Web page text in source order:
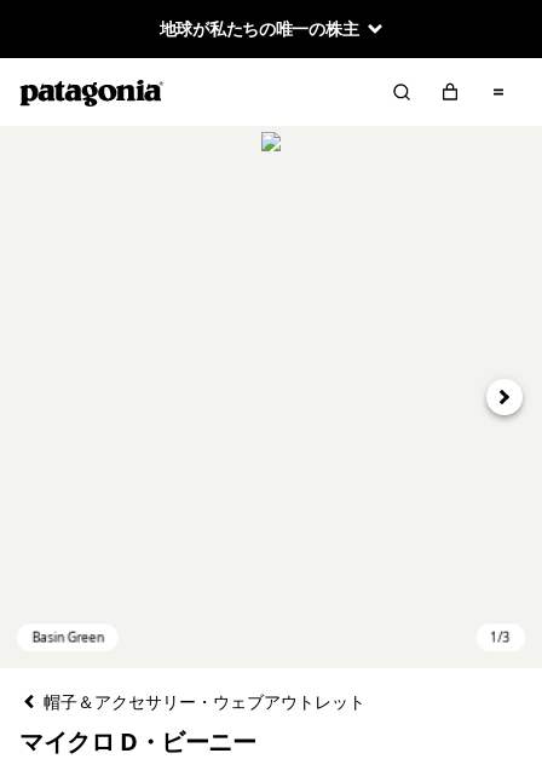
地球が私たちの唯一の株主
次へ
帽子＆アクセサリー・ウェブアウトレット
マイクロ D・ビーニー